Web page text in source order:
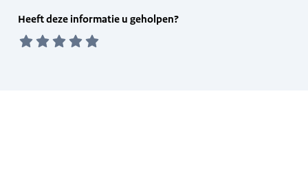
Feedback
form
Heeft deze informatie u geholpen?